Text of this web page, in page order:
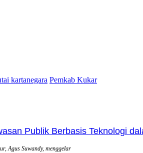
kartanegara Pemkab Kukar
Publik Berbasis Teknologi
Agus Suwandy, menggelar